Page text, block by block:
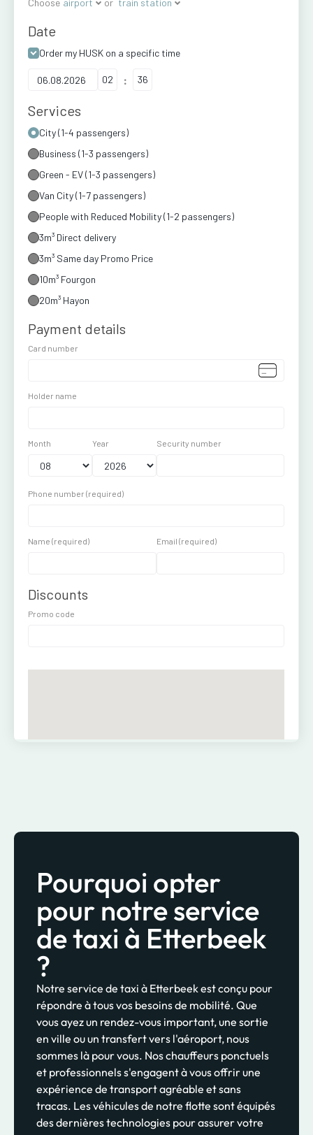
Pourquoi opter
pour notre service
de taxi à Etterbeek
?
Notre service de taxi à Etterbeek est conçu pour
répondre à tous vos besoins de mobilité. Que
vous ayez un rendez-vous important, une sortie
en ville ou un transfert vers l'aéroport, nous
sommes là pour vous. Nos chauffeurs ponctuels
et professionnels s'engagent à vous offrir une
expérience de transport agréable et sans
tracas. Les véhicules de notre flotte sont équipés
des dernières technologies pour assurer votre